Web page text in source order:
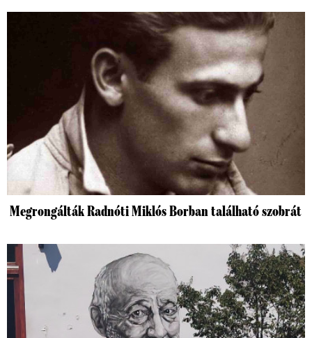
Megrongálták Radnóti Miklós Borban található szobrát